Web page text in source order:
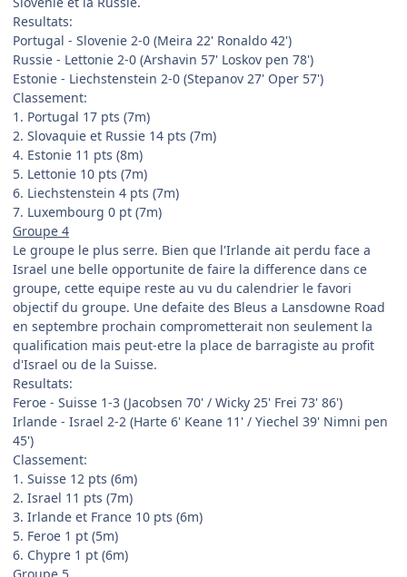
Resultats:
Portugal - Slovenie 2-0 (Meira 22' Ronaldo 42')
Russie - Lettonie 2-0 (Arshavin 57' Loskov pen 78')
Estonie - Liechstenstein 2-0 (Stepanov 27' Oper 57')
Classement:
1. Portugal 17 pts (7m)
2. Slovaquie et Russie 14 pts (7m)
4. Estonie 11 pts (8m)
5. Lettonie 10 pts (7m)
6. Liechstenstein 4 pts (7m)
7. Luxembourg 0 pt (7m)
Groupe 4
Le groupe le plus serre. Bien que l'Irlande ait perdu face a
Israel une belle opportunite de faire la difference dans ce
groupe, cette equipe reste au vu du calendrier le favori
objectif du groupe. Une defaite des Bleus a Lansdowne Road
en septembre prochain comprometterait non seulement la
qualification mais peut-etre la place de barragiste au profit
d'Israel ou de la Suisse.
Resultats:
Feroe - Suisse 1-3 (Jacobsen 70' / Wicky 25' Frei 73' 86')
Irlande - Israel 2-2 (Harte 6' Keane 11' / Yiechel 39' Nimni pen
45')
Classement:
1. Suisse 12 pts (6m)
2. Israel 11 pts (7m)
3. Irlande et France 10 pts (6m)
5. Feroe 1 pt (5m)
6. Chypre 1 pt (6m)
Groupe 5